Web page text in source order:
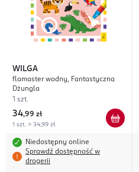
WILGA
flamaster wodny, Fantastyczna
Dżungla
1 szt.
34,99 zł
1 szt. = 34,99 zł
Niedostępny online
Sprawdź dostępność w
drogerii